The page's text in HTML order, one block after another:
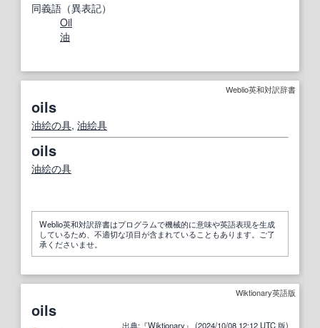
同義語（異表記）
Oil
油
Weblio英和対訳辞書
oils
油絵の具, 油絵具
oils
油絵の具
Weblio英和対訳辞書はプログラムで機械的に意味や英語表現を生成
しているため、不適切な項目が含まれていることもあります。ご了
承くださいませ。
Wiktionary英語版
oils
出典:『Wiktionary』 (2024/10/08 12:12 UTC 版)